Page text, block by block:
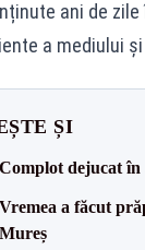
ani de
a mediului
ȘI
dejucat în
Vremea a făcut
Mureș